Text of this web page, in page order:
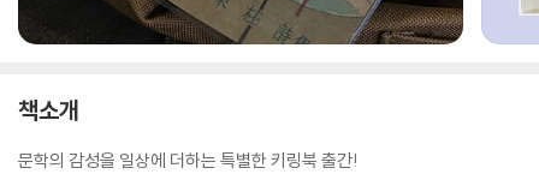
책소개
문학의 감성을 일상에 더하는 특별한 키링북 출간!